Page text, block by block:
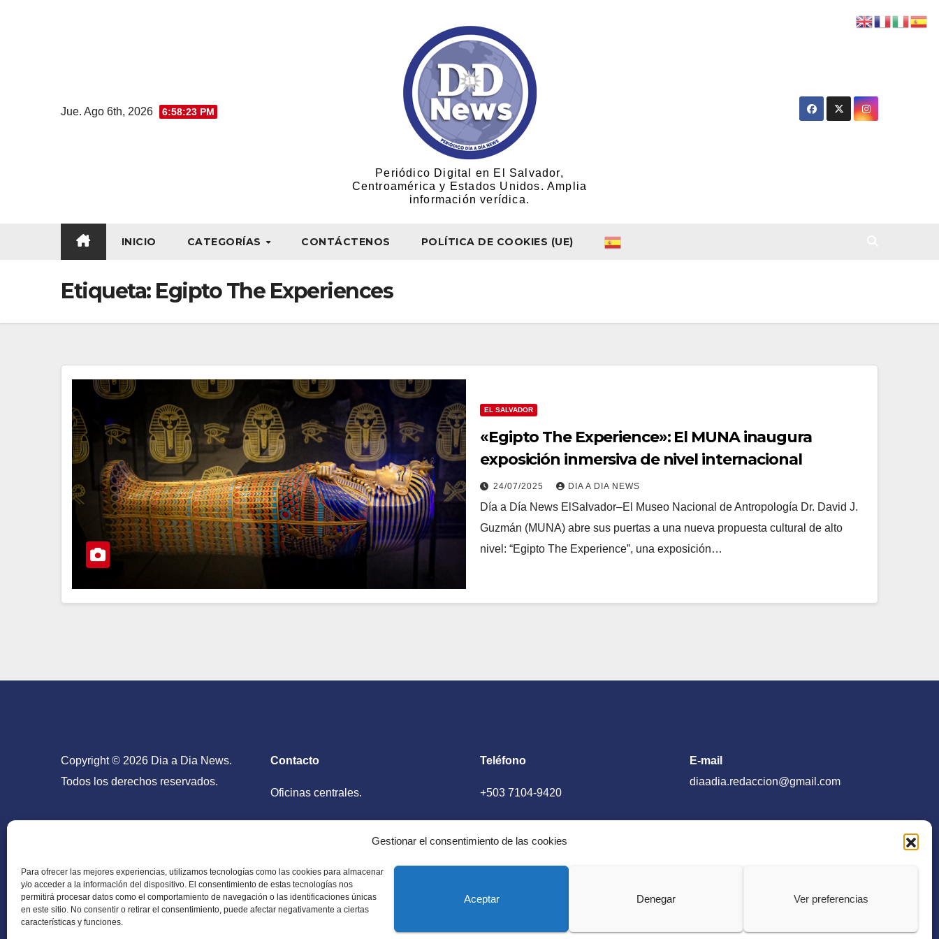
Gestionar el consentimiento de las cookies
Para ofrecer las mejores experiencias, utilizamos tecnologías como las cookies para almacenar
y/o acceder a la información del dispositivo. El consentimiento de estas tecnologías nos
permitirá procesar datos como el comportamiento de navegación o las identificaciones únicas
en este sitio. No consentir o retirar el consentimiento, puede afectar negativamente a ciertas
características y funciones.
Aceptar Denegar Ver preferencias
Jue. Ago 6th, 2026 6:58:24 PM
Periódico Digital en El Salvador,
Centroamérica y Estados Unidos. Amplia
información verídica.
INICIO CATEGORÍAS CONTÁCTENOS POLÍTICA DE COOKIES (UE)
Etiqueta: Egipto The Experiences
EL SALVADOR
«Egipto The Experience»: El MUNA inaugura
exposición inmersiva de nivel internacional
24/07/2025 DIA A DIA NEWS
Día a Día News ElSalvador–El Museo Nacional de Antropología Dr. David J.
Guzmán (MUNA) abre sus puertas a una nueva propuesta cultural de alto
nivel: “Egipto The Experience”, una exposición…
Copyright © 2026 Dia a Dia News.
Todos los derechos reservados.
Contacto
Oficinas centrales.
Teléfono
+503 7104-9420
E-mail
diaadia.redaccion@gmail.com
Periódico Digital en El Salvador, Centroamérica y Estados Unidos. Amplia